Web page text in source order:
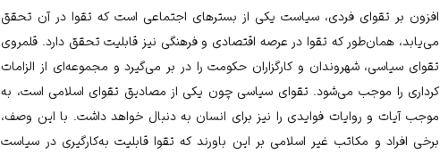
افزون بر تقوای فردی، سیاست یکی از بسترهای اجتماعی است که تقوادر آن تحقق
می‌یابد، همان‌طور که تقوا در عرصه اقتصادی و فرهنگی نیز قابلیت تحقق دارد. قلمروی
تقوای سیاسی، شهروندان و کارگزاران حکومت را در بر می‌گیرد و مجموعه‌ای از الزامات
کرداری را موجب می‌شود. تقوای سیاسی چون یکی از مصادیق تقوای اسلامی است، به
موجب آیات و روایات فوایدی را نیز برای انسان به دنبال خواهد داشت. با این وصف،
برخی افراد و مکاتب غیر اسلامی بر این باورند که تقوا قابلیت به‌کارگیری در سیاست